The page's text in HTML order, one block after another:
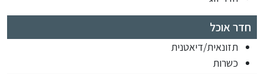
חדר אוכל
תזונאית/דיאטנית
כשרות